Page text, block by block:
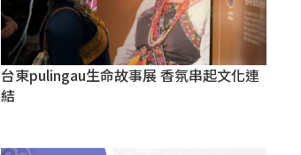
台東pulingau生命故事展 香氛串起文化連
結